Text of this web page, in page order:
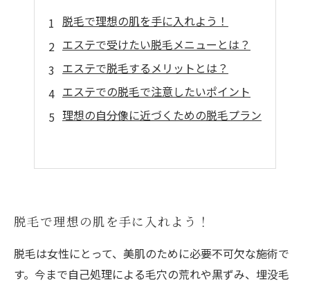
脱毛で理想の肌を手に入れよう！
エステで受けたい脱毛メニューとは？
エステで脱毛するメリットとは？
エステでの脱毛で注意したいポイント
理想の自分像に近づくための脱毛プラン
脱毛で理想の肌を手に入れよう！
脱毛は女性にとって、美肌のために必要不可欠な施術で
す。今まで自己処理による毛穴の荒れや黒ずみ、埋没毛